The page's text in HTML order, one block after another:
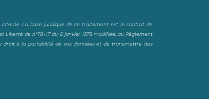
La base juridique de ce traitement est le contrat de
de n°78-17 du 6 janvier 1978 modifiée, au Règlement
droit à la portabilité de vos données et de transmettre des